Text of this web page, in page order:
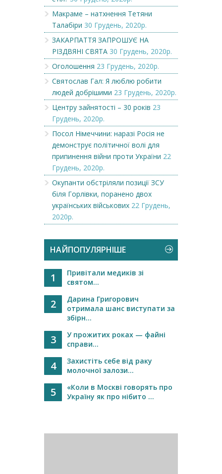
Макраме – натхнення Тетяни
Талабіри 30 Грудень, 2020р.
ЗАКАРПАТТЯ ЗАПРОШУЄ НА
РІЗДВЯНІ СВЯТА 30 Грудень, 2020р.
Оголошення 23 Грудень, 2020р.
Святослав Гал: Я люблю робити
людей добрішими 23 Грудень, 2020р.
Центру зайнятості – 30 років 23
Грудень, 2020р.
Посол Німеччини: наразі Росія не
демонструє політичної волі для
припинення війни проти України 22
Грудень, 2020р.
Окупанти обстріляли позиції ЗСУ
біля Горлівки, поранено двох
українських військових 22 Грудень,
2020р.
НАЙПОПУЛЯРНІШЕ
1
Привітали медиків зі
святом...
2
Дарина Григорович
отримала шанс виступати за
збірн...
3
У прожитих роках — файні
справи...
4
Захистіть себе від раку
молочної залози...
5
«Коли в Москві говорять про
Україну як про нібито ...